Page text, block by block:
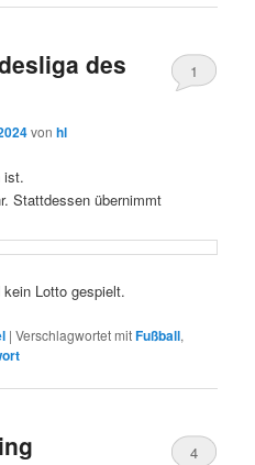
des
vonhl
1
ist.
Stattdessen übernimmt
Lotto gespielt.
|Verschlagwortet mitFußball,
4